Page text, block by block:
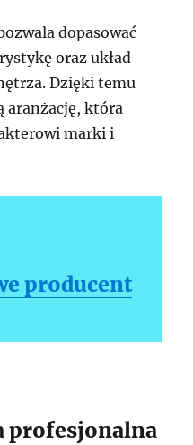
dopasować
oraz układ
Dzięki temu
aranżację, która
marki i
producent
profesjonalna